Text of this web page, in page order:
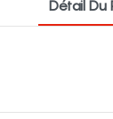
Détail Du